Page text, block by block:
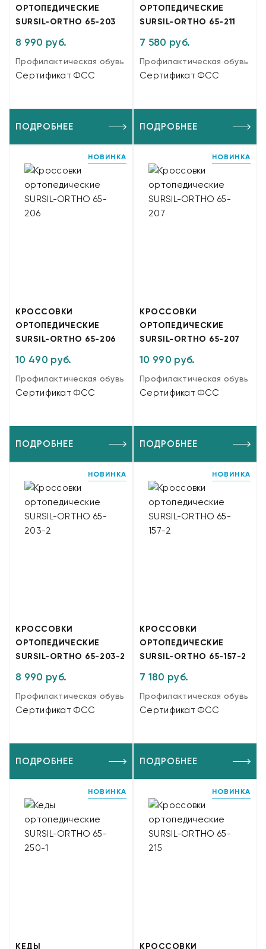
ОРТОПЕДИЧЕСКИЕ
SURSIL-ORTHO 65-203
8 990 руб.
Профилактическая обувь
Сертификат ФСС
ПОДРОБНЕЕ
ОРТОПЕДИЧЕСКИЕ
SURSIL-ORTHO 65-211
7 580 руб.
Профилактическая обувь
Сертификат ФСС
ПОДРОБНЕЕ
НОВИНКА
КРОССОВКИ
ОРТОПЕДИЧЕСКИЕ
SURSIL-ORTHO 65-206
10 490 руб.
Профилактическая обувь
Сертификат ФСС
ПОДРОБНЕЕ
НОВИНКА
КРОССОВКИ
ОРТОПЕДИЧЕСКИЕ
SURSIL-ORTHO 65-207
10 990 руб.
Профилактическая обувь
Сертификат ФСС
ПОДРОБНЕЕ
НОВИНКА
КРОССОВКИ
ОРТОПЕДИЧЕСКИЕ
SURSIL-ORTHO 65-203-2
8 990 руб.
Профилактическая обувь
Сертификат ФСС
ПОДРОБНЕЕ
НОВИНКА
КРОССОВКИ
ОРТОПЕДИЧЕСКИЕ
SURSIL-ORTHO 65-157-2
7 180 руб.
Профилактическая обувь
Сертификат ФСС
ПОДРОБНЕЕ
НОВИНКА
КЕДЫ
НОВИНКА
КРОССОВКИ